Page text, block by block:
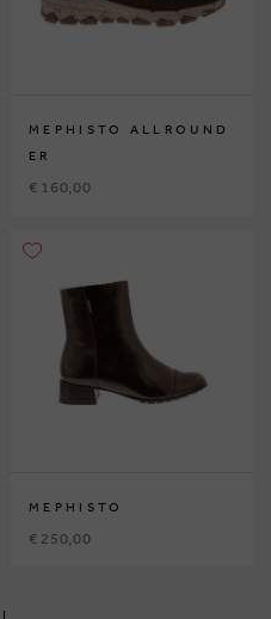
MEPHISTO ALLROUND
ER
€ 160,00
MEPHISTO
€ 250,00